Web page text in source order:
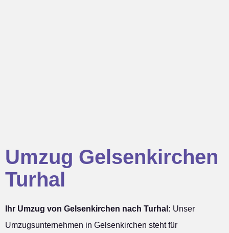
Umzug Gelsenkirchen
Turhal
Ihr Umzug von Gelsenkirchen nach Turhal: Unser
Umzugsunternehmen in Gelsenkirchen steht für